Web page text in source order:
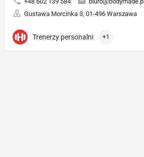
Gustawa Morcinka 3, 01-496 Warszawa
Trenerzy personalni +1